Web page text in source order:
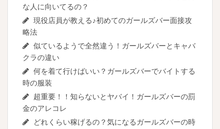
な人に向いてるの？
現役店員が教える♪初めてのガールズバー面接攻
略法
似ているようで全然違う！ガールズバーとキャバ
クラの違い
何を着て行けばいい？ガールズバーでバイトする
時の服装
超重要！！知らないとヤバイ！ガールズバーの罰
金のアレコレ
どれくらい稼げるの？気になるガールズバーの時